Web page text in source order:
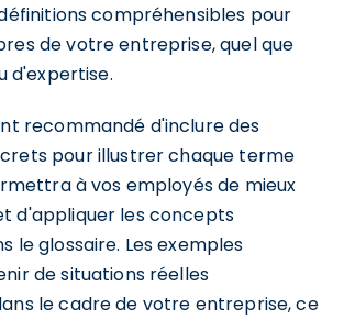
compréhensibles pour
de votre entreprise, quel que
d'expertise.
recommandé d'inclure des
pour illustrer chaque terme
à vos employés de mieux
d'appliquer les concepts
le glossaire. Les exemples
de situations réelles
le cadre de votre entreprise, ce